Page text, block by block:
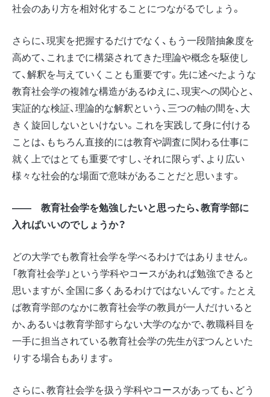
社会のあり方を相対化することにつながるでしょう。
さらに、現実を把握するだけでなく、もう一段階抽象度を
高めて、これまでに構築されてきた理論や概念を駆使し
て、解釈を与えていくことも重要です。先に述べたような
教育社会学の複雑な構造があるゆえに、現実への関心と、
実証的な検証、理論的な解釈という、三つの軸の間を、大
きく旋回しないといけない。これを実践して身に付ける
ことは、もちろん直接的には教育や調査に関わる仕事に
就く上ではとても重要ですし、それに限らず、より広い
様々な社会的な場面で意味があることだと思います。
―― 教育社会学を勉強したいと思ったら、教育学部に
入ればいいのでしょうか？
どの大学でも教育社会学を学べるわけではありません。
「教育社会学」という学科やコースがあれば勉強できると
思いますが、全国に多くあるわけではないんです。たとえ
ば教育学部のなかに教育社会学の教員が一人だけいると
か、あるいは教育学部すらない大学のなかで、教職科目を
一手に担当されている教育社会学の先生がぽつんといた
りする場合もあります。
さらに、教育社会学を扱う学科やコースがあっても、どう